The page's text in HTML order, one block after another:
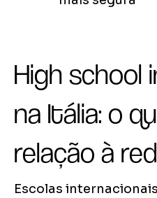
High school
na Itália: o
relação à
Escolas